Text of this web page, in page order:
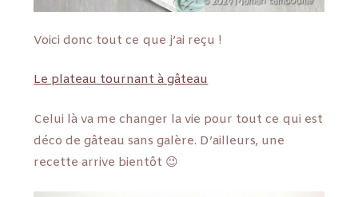
Voici donc tout ce que j’ai reçu !
Le plateau tournant à gâteau
Celui là va me changer la vie pour tout ce qui est
déco de gâteau sans galère. D’ailleurs, une
recette arrive bientôt 😉